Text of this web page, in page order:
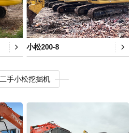
小松200-8
二手小松挖掘机